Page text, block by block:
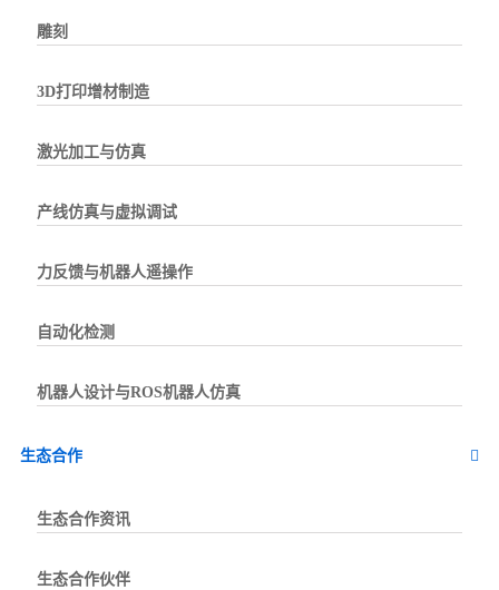
雕刻
3D打印增材制造
激光加工与仿真
产线仿真与虚拟调试
力反馈与机器人遥操作
自动化检测
机器人设计与ROS机器人仿真
生态合作
生态合作资讯
生态合作伙伴